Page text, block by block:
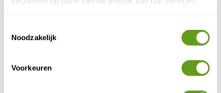
Noodzakelijk
Voorkeuren
Een reis van superlatieven, waarbij Condor je